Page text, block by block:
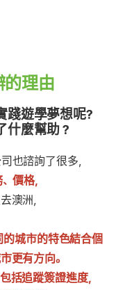
理由
踐遊學夢想呢?
麼幫助？
也諮詢了很多，
價格，
澳洲，
城市的特色結合個
更有方向。
括追蹤簽證進度，